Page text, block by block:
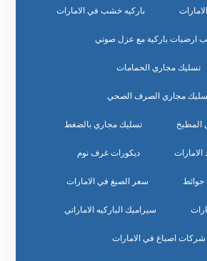
باركيه خشب في الامارات
ارضيات باركية مع عزل صوتي
تسليك مجاري الحمامات
مجاري الصرف الصحي
المطبخ تسليك مجاري بالضغط
ديكورات غرف نوم
حوائط سعر الصبغ في الامارات
سيراميك الباركيه الاماراتي
شركات اصباغ في الامارات